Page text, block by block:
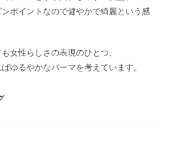
ポイントなので健やかで綺麗という感
女性らしさの表現のひとつ、
ゆるやかなパーマを考えています。